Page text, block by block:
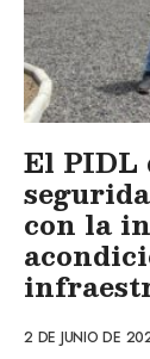
El PIDL
con la
2 DE JUNIO DE